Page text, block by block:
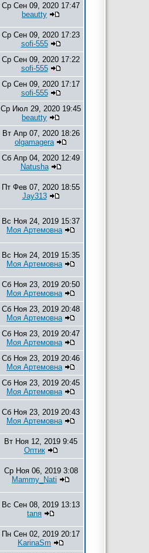
Ср Сен 09, 2020 17:47
beautty
Ср Сен 09, 2020 17:23
sofi-555
Ср Сен 09, 2020 17:22
sofi-555
Ср Сен 09, 2020 17:17
sofi-555
Ср Июл 29, 2020 19:45
beautty
Вт Апр 07, 2020 18:26
olgamagera
Сб Апр 04, 2020 12:49
Natusha
Пт Фев 07, 2020 18:55
Jay313
Вс Ноя 24, 2019 15:37
Моя Артемовна
Вс Ноя 24, 2019 15:35
Моя Артемовна
Сб Ноя 23, 2019 20:50
Моя Артемовна
Сб Ноя 23, 2019 20:48
Моя Артемовна
Сб Ноя 23, 2019 20:47
Моя Артемовна
Сб Ноя 23, 2019 20:46
Моя Артемовна
Сб Ноя 23, 2019 20:45
Моя Артемовна
Сб Ноя 23, 2019 20:43
Моя Артемовна
Вт Ноя 12, 2019 9:45
Оптик
Ср Ноя 06, 2019 3:08
Mammy_Nati
Вс Сен 08, 2019 13:13
tanя
Пн Сен 02, 2019 20:17
KarinaSm